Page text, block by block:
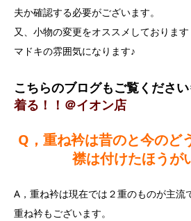
夫か確認する必要がございます。
又、小物の変更をオススメしておりま
マドキの雰囲気になります♪
こちらのブログもご覧くださ
着る！！＠イオン店
Q，重ね衿は昔のと今のど
襟は付けたほうが
A，重ね衿は現在では２重のものが主流
重ね衿もございます。